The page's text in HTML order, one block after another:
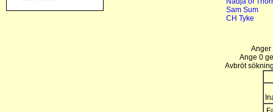
Sam Sum
CH Tyke
Anger
Ange 0
Avbröt